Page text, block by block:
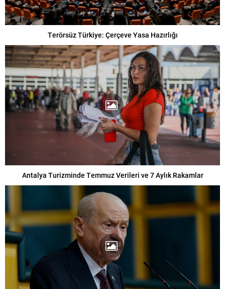
Terörsüz Türkiye: Çerçeve Yasa Hazırlığı
Antalya Turizminde Temmuz Verileri ve 7 Aylık Rakamlar